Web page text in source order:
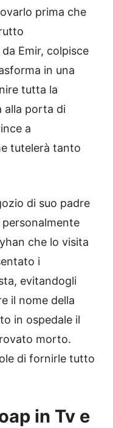
prima che
Emir, colpisce
in una
tutta la
alla porta di
a
tutelerà tanto
di suo padre
personalmente
che lo visita
i
evitandogli
il nome della
in ospedale il
morto.
di fornirle tutto
in Tv e